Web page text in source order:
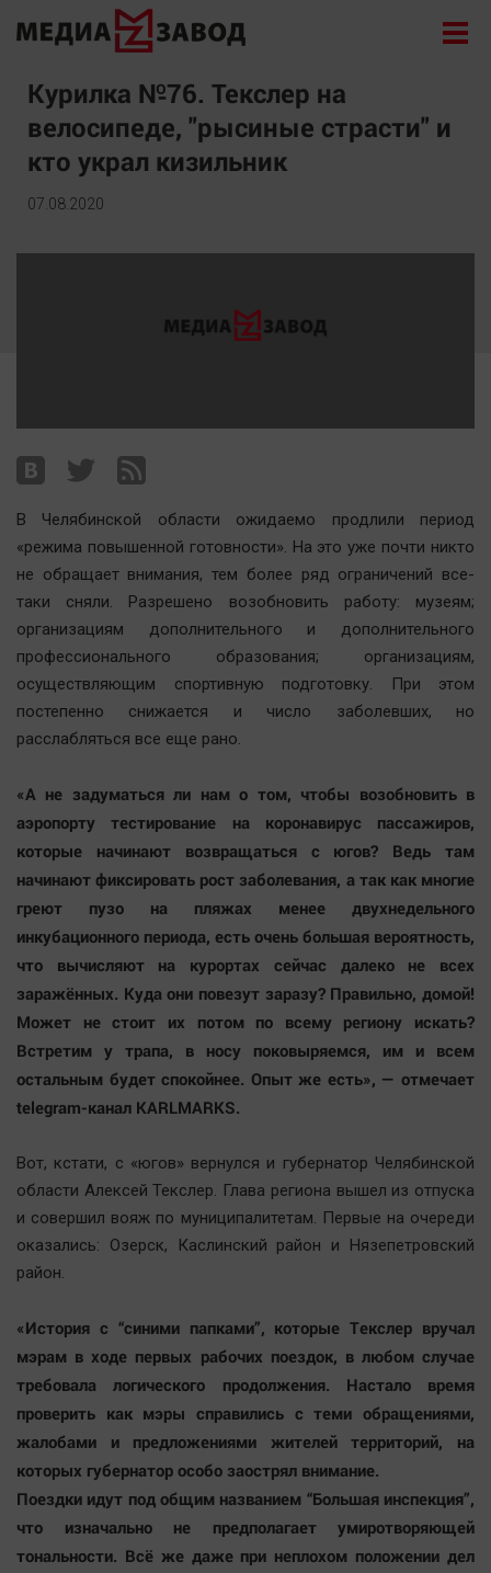
Новости
Экономика
Происшествия
Общество
Архив
Наша победа
Общество
Политика
Экономика
Происшествия
Культура
Курилка
Спорт
Технологии
Hедвижимость
Образование
Автомобили
XX век: криминальные уроки
Банки
Новости компаний
Прогулки по городу Ч
Спецпроект
Челябинск космический
Другие рубрики
Bookworms
English version
Online-консультация
Актуальная тема
Курилка №76. Текслер на
велосипеде, "рысиные страсти" и
кто украл кизильник
07.08.2020
В Челябинской области ожидаемо продлили период
«режима повышенной готовности». На это уже почти никто
не обращает внимания, тем более ряд ограничений все-
таки сняли. Разрешено возобновить работу: музеям;
организациям дополнительного и дополнительного
профессионального образования; организациям,
осуществляющим спортивную подготовку. При этом
постепенно снижается и число заболевших, но
расслабляться все еще рано.
«А не задуматься ли нам о том, чтобы возобновить в
аэропорту тестирование на коронавирус пассажиров,
которые начинают возвращаться с югов? Ведь там
начинают фиксировать рост заболевания, а так как многие
греют пузо на пляжах менее двухнедельного
инкубационного периода, есть очень большая вероятность,
что вычисляют на курортах сейчас далеко не всех
заражённых. Куда они повезут заразу? Правильно, домой!
Может не стоит их потом по всему региону искать?
Встретим у трапа, в носу поковыряемся, им и всем
остальным будет спокойнее. Опыт же есть», — отмечает
telegram-канал KARLMARKS.
Вот, кстати, с «югов» вернулся и губернатор Челябинской
области Алексей Текслер. Глава региона вышел из отпуска
и совершил вояж по муниципалитетам. Первые на очереди
оказались: Озерск, Каслинский район и Нязепетровский
район.
«История с “синими папками”, которые Текслер вручал
мэрам в ходе первых рабочих поездок, в любом случае
требовала логического продолжения. Настало время
проверить как мэры справились с теми обращениями,
жалобами и предложениями жителей территорий, на
которых губернатор особо заострял внимание.
Поездки идут под общим названием “Большая инспекция”,
что изначально не предполагает умиротворяющей
тональности. Всё же даже при неплохом положении дел